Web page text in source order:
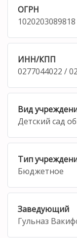
ОГРН
1020203089818
ИНН/КПП
0277044022 /
Вид
Детский сад
Тип
Бюджетное
Заведующий
Гульназ